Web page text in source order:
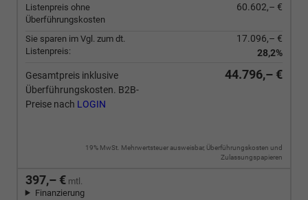
Listenpreis ohne
Überführungskosten
60.602,– €
Sie sparen im Vgl. zum dt.
Listenpreis:
17.096,– €
28,2%
Gesamtpreis inklusive
Überführungskosten. B2B-
Preise nach LOGIN
44.796,– €
19% MwSt. Mehrwertsteuer ausweisbar, Überführungskosten und
Zulassungspapieren
397,– € mtl.
Finanzierung